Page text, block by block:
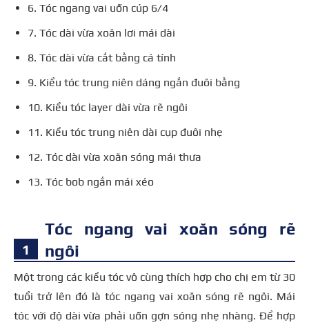
6. Tóc ngang vai uốn cúp 6/4
7. Tóc dài vừa xoăn lơi mái dài
8. Tóc dài vừa cắt bằng cá tính
9. Kiểu tóc trung niên dáng ngắn đuôi bằng
10. Kiểu tóc layer dài vừa rẽ ngôi
11. Kiểu tóc trung niên dài cụp đuôi nhẹ
12. Tóc dài vừa xoăn sóng mái thưa
13. Tóc bob ngắn mái xéo
Tóc ngang vai xoăn sóng rẽ
ngôi
Một trong các kiểu tóc vô cùng thích hợp cho chị em từ 30
tuổi trở lên đó là tóc ngang vai xoăn sóng rẽ ngôi. Mái
tóc với độ dài vừa phải uốn gợn sóng nhẹ nhàng. Để hợp